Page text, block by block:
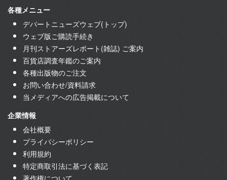
各種メニュー
デパートニューズウェブ(トップ)
ウェブ版ご購読手続き
月刊ストアーズレポート(雑誌) ご案内
百貨店調査年鑑のご案内
各種出版物のご注文
お問い合わせ/資料請求
当メディアへの広告掲載について
企業情報
会社概要
プライバシーポリシー
利用規約
特定商取引法に基づく表記